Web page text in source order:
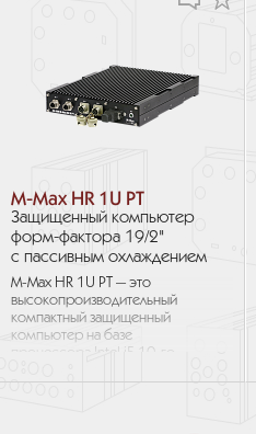
M-Max HR 1U PT
Защищенный компьютер
форм-фактора 19/2"
с пассивным охлаждением
M-Max HR 1U PT — это
высокопроизводительный
компактный защищенный
компьютер на базе
процессора Intel i5 10-го